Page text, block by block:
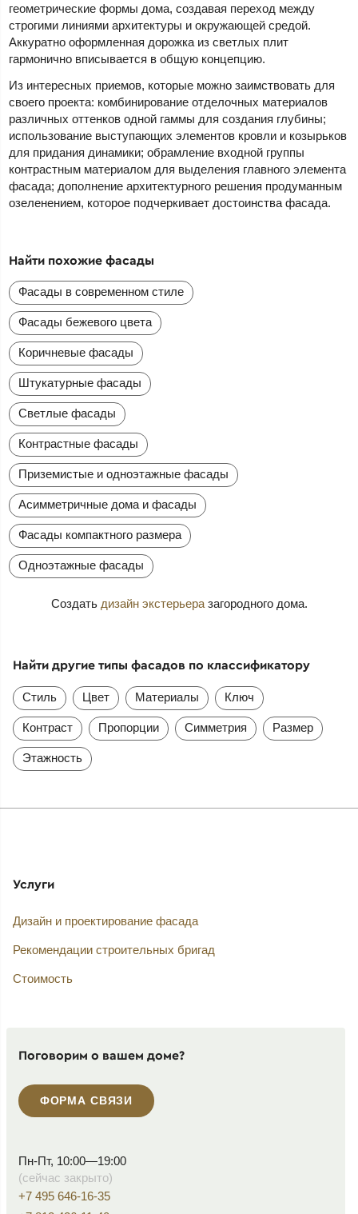
геометрические формы дома, создавая переход между
строгими линиями архитектуры и окружающей средой.
Аккуратно оформленная дорожка из светлых плит
гармонично вписывается в общую концепцию.
Из интересных приемов, которые можно заимствовать для
своего проекта: комбинирование отделочных материалов
различных оттенков одной гаммы для создания глубины;
использование выступающих элементов кровли и козырьков
для придания динамики; обрамление входной группы
контрастным материалом для выделения главного элемента
фасада; дополнение архитектурного решения продуманным
озеленением, которое подчеркивает достоинства фасада.
Найти похожие фасады
Фасады в современном стиле
Фасады бежевого цвета
Коричневые фасады
Штукатурные фасады
Светлые фасады
Контрастные фасады
Приземистые и одноэтажные фасады
Асимметричные дома и фасады
Фасады компактного размера
Одноэтажные фасады
Создать дизайн экстерьеразагородного дома.
Найти другие типы фасадов по классификатору
Стиль Цвет Материалы Ключ
Контраст Пропорции Симметрия Размер
Этажность
Услуги
Дизайн и проектирование фасада
Рекомендации строительных бригад
Стоимость
Поговорим о вашем доме?
ФОРМА СВЯЗИ
Пн-Пт, 10:00—19:00
(сейчас закрыто)
+7 495 646-16-35